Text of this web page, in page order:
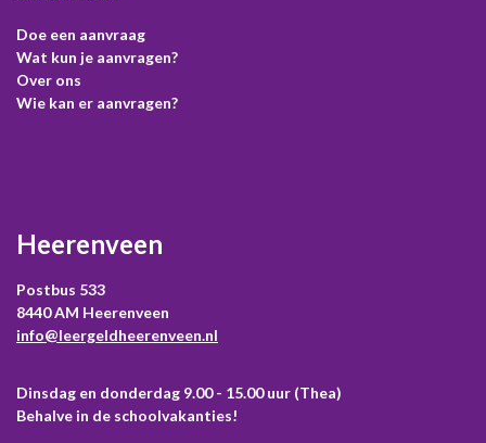
Doe een aanvraag
Wat kun je aanvragen?
Over ons
Wie kan er aanvragen?
Heerenveen
Postbus 533
8440 AM Heerenveen
info@leergeldheerenveen.nl
Dinsdag en donderdag 9.00 - 15.00 uur (Thea)
Behalve in de schoolvakanties!